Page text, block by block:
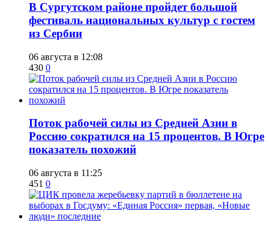
В Сургутском районе пройдет большой
фестиваль национальных культур с гостем
из Сербии
06 августа в 12:08
430 0
Поток рабочей силы из Средней Азии в
Россию сократился на 15 процентов. В Югре
показатель похожий
06 августа в 11:25
451 0